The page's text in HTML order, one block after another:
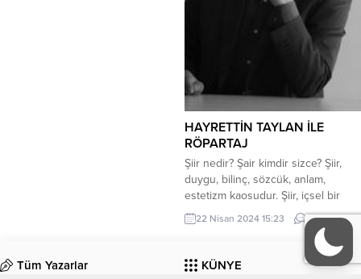
HAYRETTİN TAYLAN İLE
RÖPARTAJ
Şiir nedir? Şair kimdir sizce? Şiir,
duygu, bilinç, sözcük, anlam,
estetizm kaosudur. Şiir, içsel bir
çıkartmadır. Duyumsamaların
bilinçaltından ruha, kaleme,
sözcüklerin dansıyla edebî bilincin
diliyle çıkmasıdır. Bazen telkindir,
22 Nisan 2024 15:23 0
Tüm Yazarlar KÜNYE